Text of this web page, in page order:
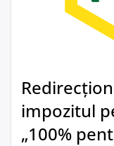
impozitul
„100%